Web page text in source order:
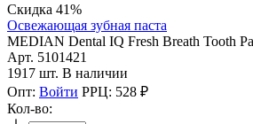
Скидка 41%
Освежающая зубная паста
MEDIAN Dental IQ Fresh Breath Tooth
Арт. 5101421
1917 шт. В наличии
Опт: Войти РРЦ: 528 ₽
Кол-во: